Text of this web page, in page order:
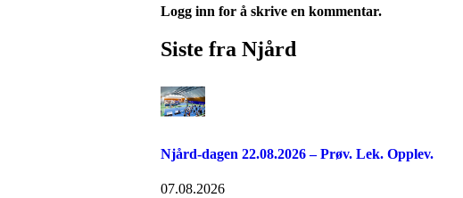
Logg inn for å skrive en kommentar.
Siste fra Njård
Njård-dagen 22.08.2026 – Prøv. Lek. Opplev.
07.08.2026